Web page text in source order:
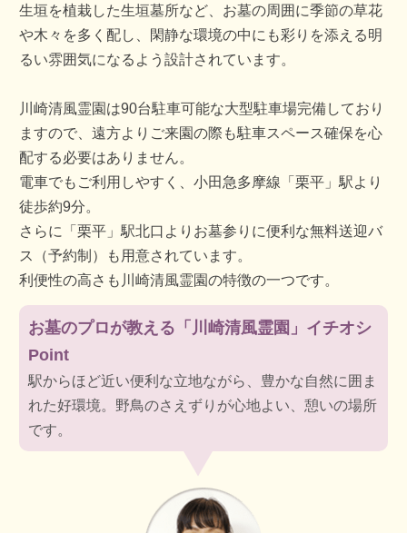
生垣を植栽した生垣墓所など、お墓の周囲に季節の草花
や木々を多く配し、閑静な環境の中にも彩りを添える明
るい雰囲気になるよう設計されています。
川崎清風霊園は90台駐車可能な大型駐車場完備しており
ますので、遠方よりご来園の際も駐車スペース確保を心
配する必要はありません。
電車でもご利用しやすく、小田急多摩線「栗平」駅より
徒歩約9分。
さらに「栗平」駅北口よりお墓参りに便利な無料送迎バ
ス（予約制）も用意されています。
利便性の高さも川崎清風霊園の特徴の一つです。
お墓のプロが教える「川崎清風霊園」イチオシ
Point
駅からほど近い便利な立地ながら、豊かな自然に囲ま
れた好環境。野鳥のさえずりが心地よい、憩いの場所
です。